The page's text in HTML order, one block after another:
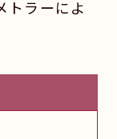
トラーによ